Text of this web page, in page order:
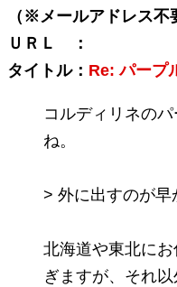
（※メールアドレス不
ＵＲＬ ：
タイトル： Re: パープ
コルディリネの
ね。
> 外に出すのが
北海道や東北に
ぎますが、それ